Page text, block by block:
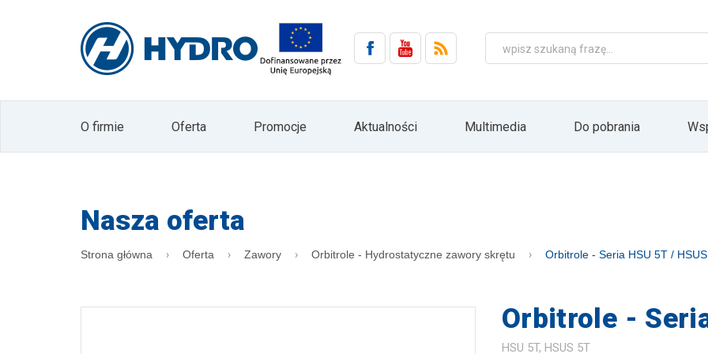
O firmie Oferta Promocje Aktualności Multimedia Do pobrania
Nasza oferta
Strona główna Oferta Zawory Orbitrole - Hydrostatyczne zawory skrętu Orbitrole - Seria HSU 5T /
Orbitrole -
HSU 5T, HSUS 5T
Administratorem Pani/Pana danych osobowych jest firma HYDRO ZNPHS Sp. z o.o. z siedzibą w Bielsku-Białej, ul.
osobowych w postaci adresu mailowego odbywa się w oparciu o Art. 6 ust. 1 lit. a) RODO wyłącznie w związku z
HYDRO. Dane nie będą przekazywane innym podmiotom, ani nie będą podlegać profilowaniu i zautomatyzowanemu
czasu wyrażenia sprzeciwu wobec ich przetwarzania lub wycofania zgody. Ponadto przysługuje Pani/Panu prawo
formie newslettera. W każdym momencie może Pani/Pan realizować swoje prawa poprzez przesłanie informacji do
Pani/Pan wycofać zgodę poprzez naciśnięcie przycisku "Rezygnacja" bezpośrednio z poziomu przesyłanych